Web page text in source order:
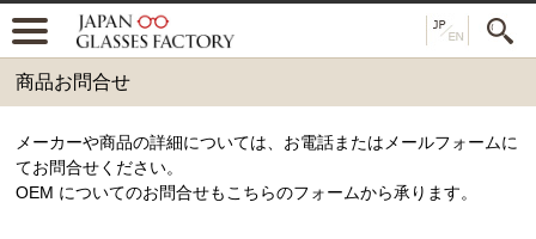
商品お問合せ
メーカーや商品の詳細については、お電話またはメールフォームに
てお問合せください。
OEM についてのお問合せもこちらのフォームから承ります。